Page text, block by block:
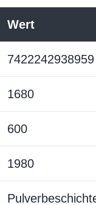
Wert
7422242938959
1680
600
1980